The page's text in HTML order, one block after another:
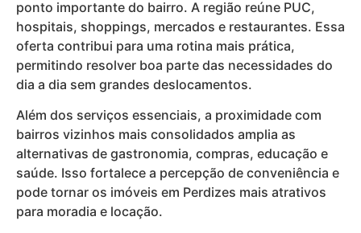
ponto importante do bairro. A região reúne PUC,
hospitais, shoppings, mercados e restaurantes. Essa
oferta contribui para uma rotina mais prática,
permitindo resolver boa parte das necessidades do
dia a dia sem grandes deslocamentos.
Além dos serviços essenciais, a proximidade com
bairros vizinhos mais consolidados amplia as
alternativas de gastronomia, compras, educação e
saúde. Isso fortalece a percepção de conveniência e
pode tornar os imóveis em Perdizes mais atrativos
para moradia e locação.